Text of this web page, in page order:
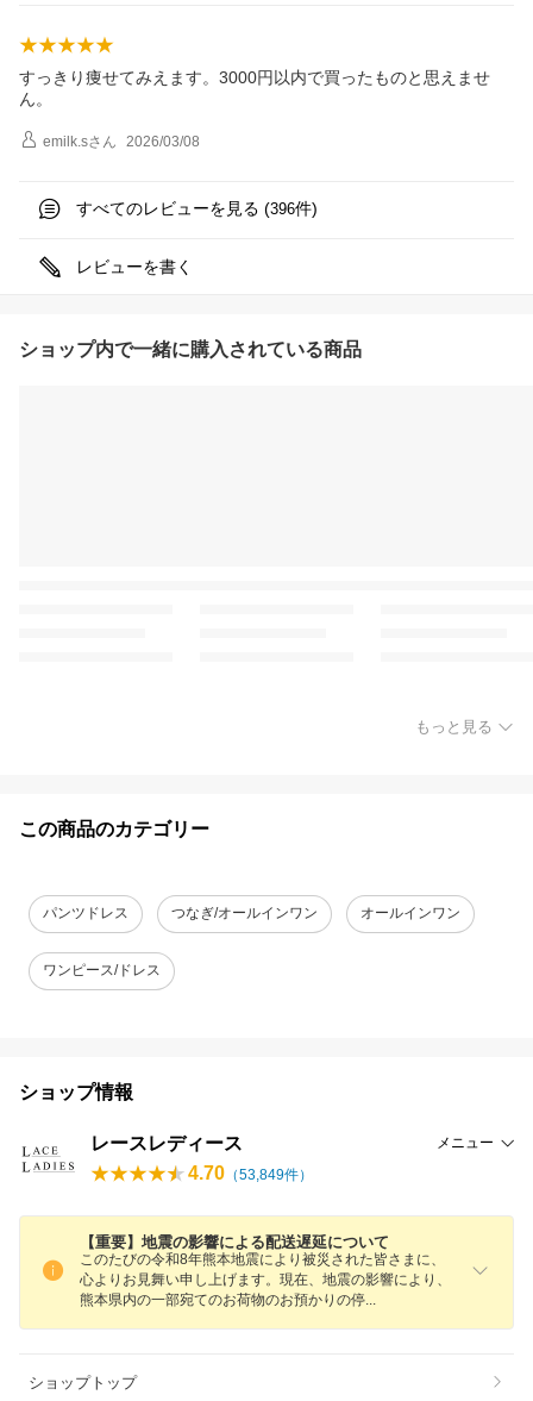
すっきり痩せてみえます。3000円以内で買ったものと思えませ
ん。
emilk.sさん 2026/03/08
すべてのレビューを見る (396件)
レビューを書く
ショップ内で一緒に購入されている商品
もっと見る
この商品のカテゴリー
パンツドレス つなぎ/オールインワン オールインワン
ワンピース/ドレス
ショップ情報
レースレディース メニュー
4.70 （53,849件）
【重要】地震の影響による配送遅延について
このたびの令和8年熊本地震により被災された皆さまに、
心よりお見舞い申し上げます。現在、地震の影響により、
熊本県内の一部宛てのお荷物のお預かりの停
ショップトップ